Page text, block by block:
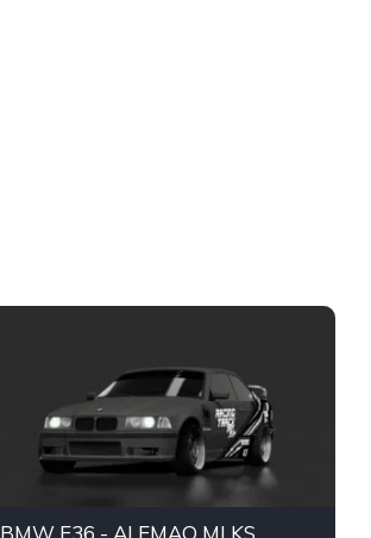
BMW E36 - ALEMAO MLKS